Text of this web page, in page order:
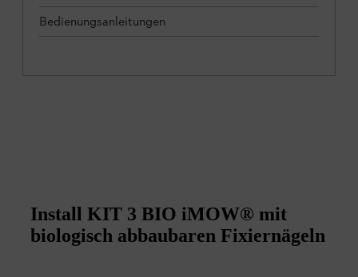
Bedienungsanleitungen
Install KIT 3 BIO iMOW® mit
biologisch abbaubaren Fixiernägeln